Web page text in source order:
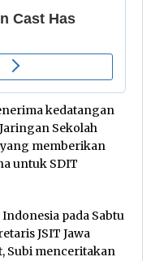
kedatangan
Sekolah
memberikan
untuk SDIT
pada Sabtu
JSIT Jawa
Subi menceritakan